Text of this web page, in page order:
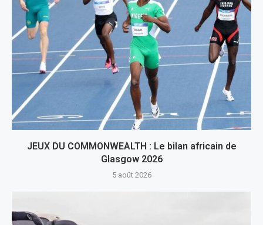
JEUX DU COMMONWEALTH : Le bilan africain de
Glasgow 2026
5 août 2026